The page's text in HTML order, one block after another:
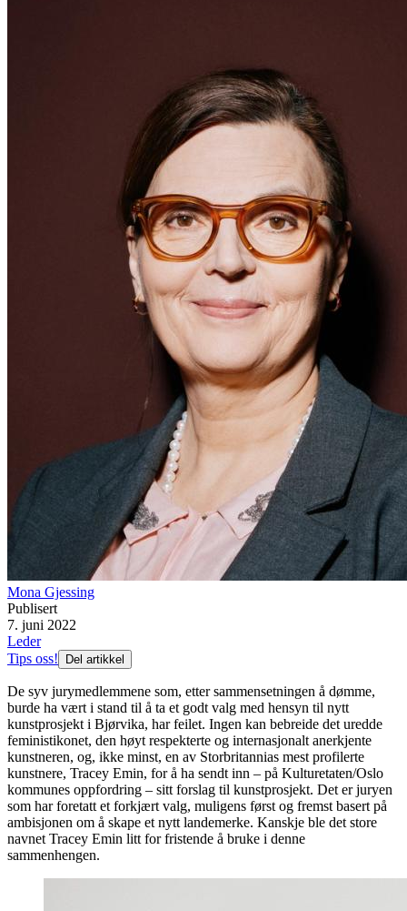
Mona Gjessing
Publisert
7. juni 2022
Leder
Tips oss!
Del artikkel
De syv jurymedlemmene som, etter sammensetningen å dømme,
burde ha vært i stand til å ta et godt valg med hensyn til nytt
kunstprosjekt i Bjørvika, har feilet. Ingen kan bebreide det uredde
feministikonet, den høyt respekterte og internasjonalt anerkjente
kunstneren, og, ikke minst, en av Storbritannias mest profilerte
kunstnere, Tracey Emin, for å ha sendt inn – på Kulturetaten/Oslo
kommunes oppfordring – sitt forslag til kunstprosjekt. Det er juryen
som har foretatt et forkjært valg, muligens først og fremst basert på
ambisjonen om å skape et nytt landemerke. Kanskje ble det store
navnet Tracey Emin litt for fristende å bruke i denne
sammenhengen.